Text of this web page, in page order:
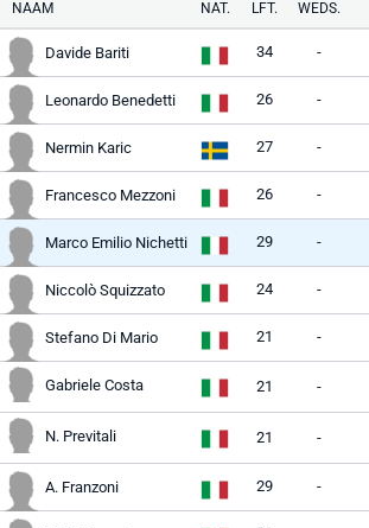
NAAM NAT. LFT. WEDS.
Davide Bariti 34 -
Leonardo Benedetti 26 -
Nermin Karic 27 -
Francesco Mezzoni 26 -
Marco Emilio Nichetti 29 -
Niccolò Squizzato 24 -
Stefano Di Mario 21 -
Gabriele Costa 21 -
N. Previtali 21 -
A. Franzoni 29 -